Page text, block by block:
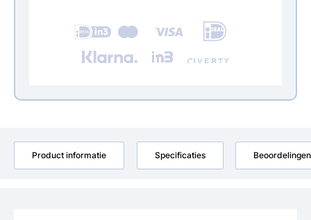
Product informatie Specificaties Beoordelingen